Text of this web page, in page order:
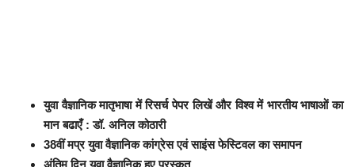
बिजनेस
युवा वैज्ञानिक मातृभाषा में रिसर्च पेपर लिखें और विश्व में भारतीय भाषाओं का
मान बढाएँ : डॉ. अनिल कोठारी
38वीं मप्र युवा वैज्ञानिक कांग्रेस एवं साइंस फेस्टिवल का समापन